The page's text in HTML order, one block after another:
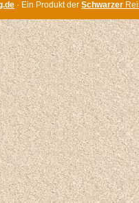
· Ein Produkt der Schwarzer